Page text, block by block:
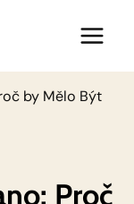
by Mělo Být
Proč